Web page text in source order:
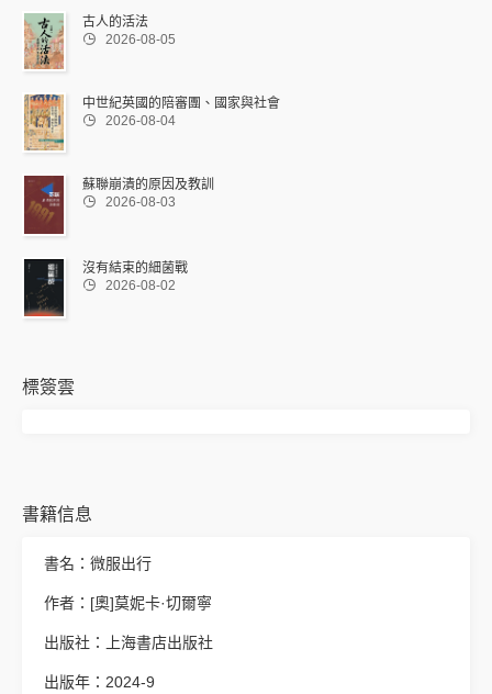
古人的活法
 2026-08-05
中世紀英國的陪審團、國家與社會
 2026-08-04
蘇聯崩潰的原因及教訓
 2026-08-03
沒有結束的細菌戰
 2026-08-02
標簽雲
書籍信息
書名：微服出行
作者：[奧]莫妮卡·切爾寧
出版社：上海書店出版社
出版年：2024-9